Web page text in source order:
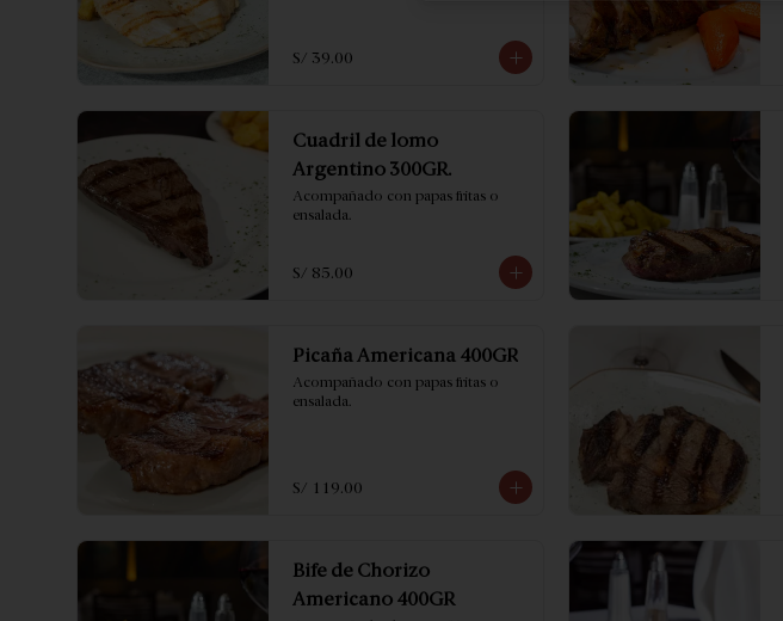
S/ 39.00
Cuadril de lomo
Argentino 300GR.
Acompañado con papas fritas o
ensalada.
S/ 85.00
Picaña Americana 400GR
Acompañado con papas fritas o
ensalada.
S/ 119.00
Bife de Chorizo
Americano 400GR